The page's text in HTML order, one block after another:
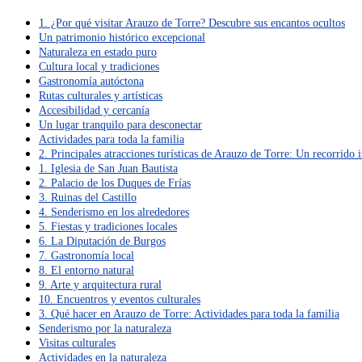
1. ¿Por qué visitar Arauzo de Torre? Descubre sus encantos ocultos
Un patrimonio histórico excepcional
Naturaleza en estado puro
Cultura local y tradiciones
Gastronomía autóctona
Rutas culturales y artísticas
Accesibilidad y cercanía
Un lugar tranquilo para desconectar
Actividades para toda la familia
2. Principales atracciones turísticas de Arauzo de Torre: Un recorrido
1. Iglesia de San Juan Bautista
2. Palacio de los Duques de Frías
3. Ruinas del Castillo
4. Senderismo en los alrededores
5. Fiestas y tradiciones locales
6. La Diputación de Burgos
7. Gastronomía local
8. El entorno natural
9. Arte y arquitectura rural
10. Encuentros y eventos culturales
3. Qué hacer en Arauzo de Torre: Actividades para toda la familia
Senderismo por la naturaleza
Visitas culturales
Actividades en la naturaleza